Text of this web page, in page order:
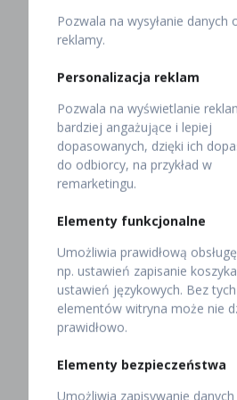
zastosowanie
środek konserwujący żywność,
jego liści i korzenia, aby leczyć i
Dlaczego więc warto jeść dania z
Właściwości tego warzywa
że pozytywnie wpływa na zdrowie
dostarcza witamin i minerałów
foliowego, magnezu, wapnia i
zapobiega niedoborom i
Ponadto chrzan
to możliwe? Zawiera
zdolność wątroby do detoksykacji
składniki hamują więc rozwój
zmniejszają ryzyko zachorowania
np. żołądka, pęcherza, płuc.
Pozwala na wysyłanie danych
reklamy.
Personalizacja reklam
Pozwala na wyświetlanie
bardziej angażujące i lepiej
dopasowanych, dzięki ich
do odbiorcy, na przykład w
remarketingu.
Elementy funkcjonalne
Umożliwia prawidłową
np. ustawień zapisanie
ustawień językowych. Bez tych
elementów witryna może nie
prawidłowo.
Elementy bezpieczeństwa
Umożliwia zapisywanie danych